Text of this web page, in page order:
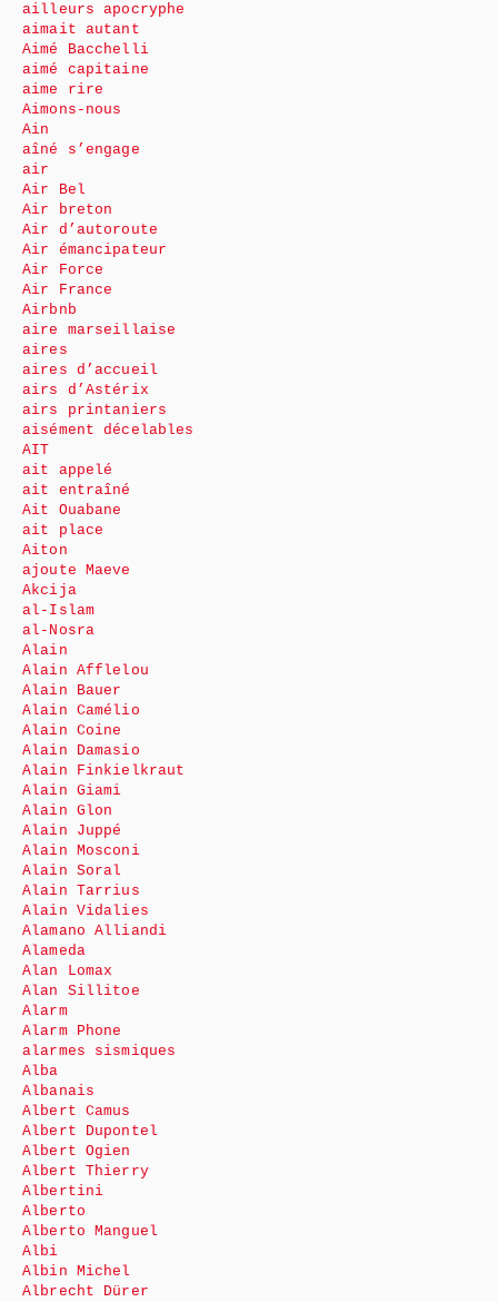
ailleurs apocryphe
aimait autant
Aimé Bacchelli
aimé capitaine
aime rire
Aimons-nous
Ain
aîné s’engage
air
Air Bel
Air breton
Air d’autoroute
Air émancipateur
Air Force
Air France
Airbnb
aire marseillaise
aires
aires d’accueil
airs d’Astérix
airs printaniers
aisément décelables
AIT
ait appelé
ait entraîné
Ait Ouabane
ait place
Aiton
ajoute Maeve
Akcija
al-Islam
al-Nosra
Alain
Alain Afflelou
Alain Bauer
Alain Camélio
Alain Coine
Alain Damasio
Alain Finkielkraut
Alain Giami
Alain Glon
Alain Juppé
Alain Mosconi
Alain Soral
Alain Tarrius
Alain Vidalies
Alamano Alliandi
Alameda
Alan Lomax
Alan Sillitoe
Alarm
Alarm Phone
alarmes sismiques
Alba
Albanais
Albert Camus
Albert Dupontel
Albert Ogien
Albert Thierry
Albertini
Alberto
Alberto Manguel
Albi
Albin Michel
Albrecht Dürer